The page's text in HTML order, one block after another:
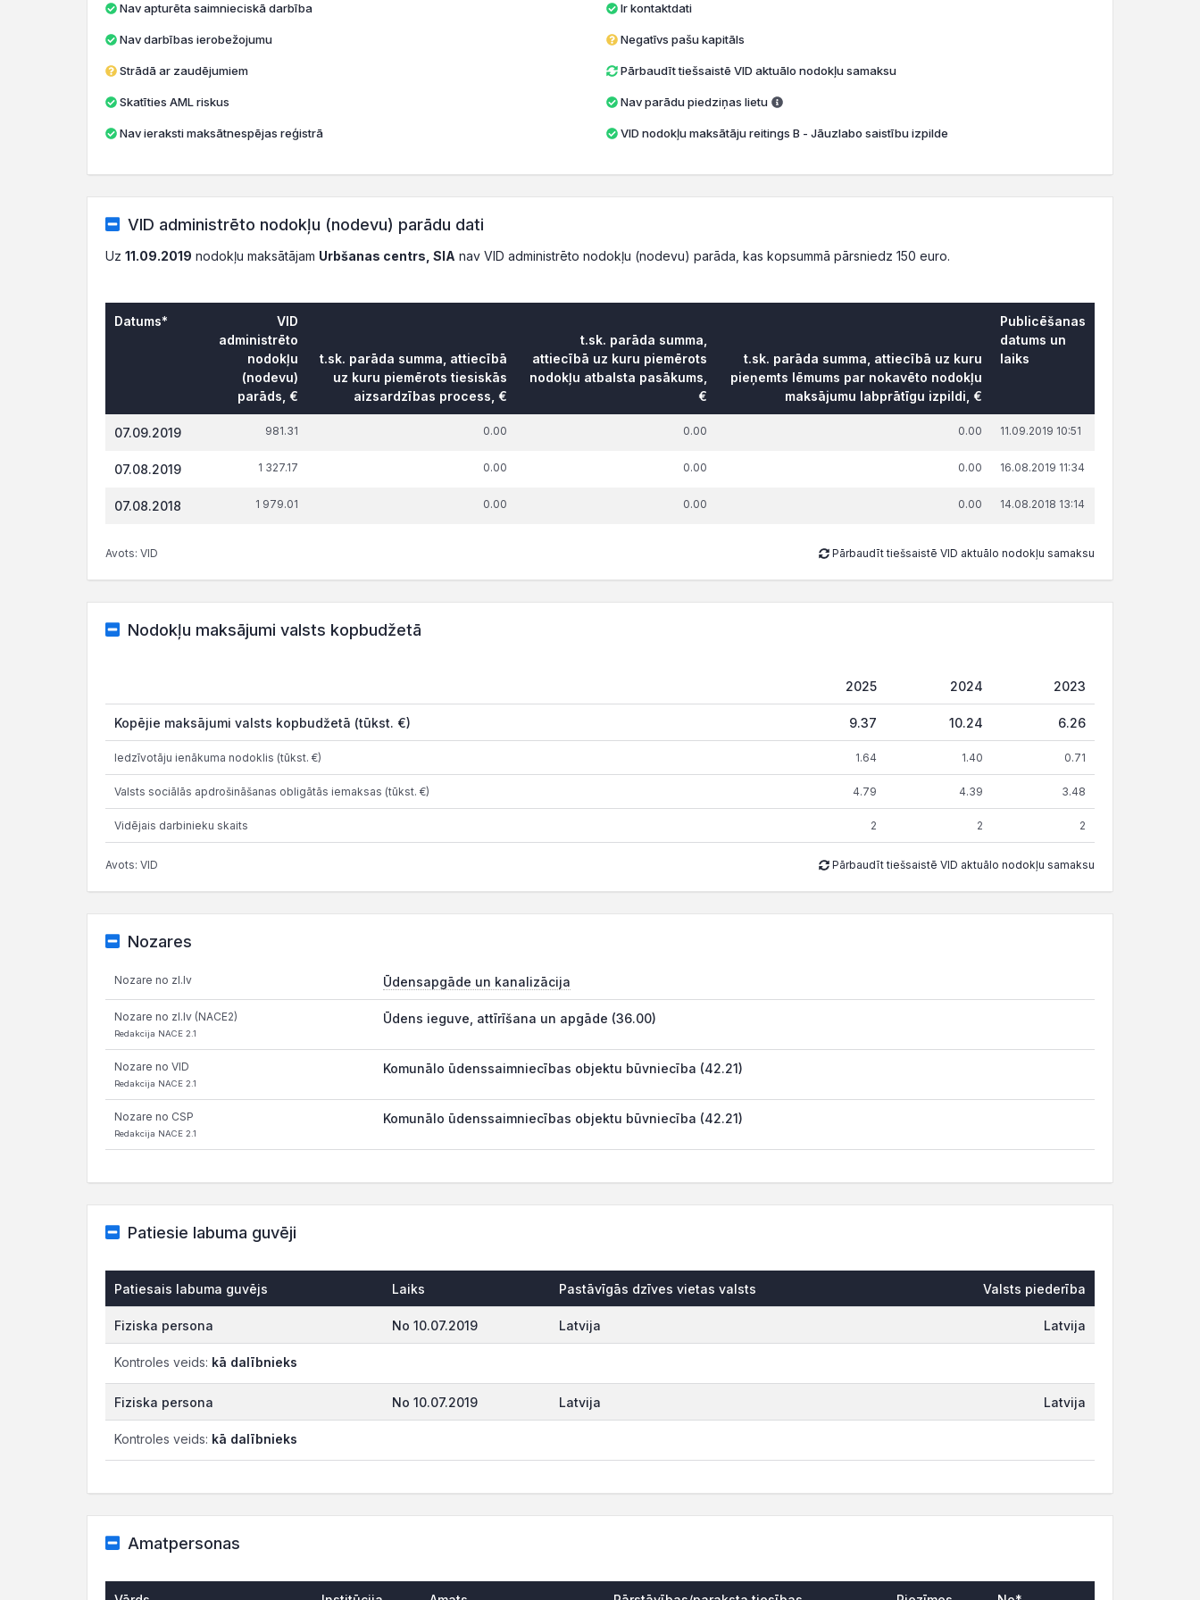
Nav apturēta saimnieciskā darbība
Nav darbības ierobežojumu
Strādā ar zaudējumiem
Skatīties AML riskus
Nav ieraksti maksātnespējas reģistrā
Ir kontaktdati
Negatīvs pašu kapitāls
Pārbaudīt tiešsaistē VID aktuālo nodokļu samaksu
Nav parādu piedziņas lietu
VID nodokļu maksātāju reitings B - Jāuzlabo saistību izpilde
VID administrēto nodokļu (nodevu) parādu dati
Uz 11.09.2019 nodokļu maksātājam Urbšanas centrs, SIA nav VID administrēto nodokļu (nodevu) parāda, kas kopsummā pārsniedz 150 euro.
Datums*
VID
administrēto
nodokļu
(nodevu)
parāds, €
t.sk. parāda summa, attiecībā
uz kuru piemērots tiesiskās
aizsardzības process, €
t.sk. parāda summa,
attiecībā uz kuru piemērots
nodokļu atbalsta pasākums,
€
t.sk. parāda summa, attiecībā uz kuru
pieņemts lēmums par nokavēto nodokļu
maksājumu labprātīgu izpildi, €
Publicēšanas
datums un
laiks
07.09.2019 981.31 0.00 0.00 0.00 11.09.2019 10:51
07.08.2019 1 327.17 0.00 0.00 0.00 16.08.2019 11:34
07.08.2018 1 979.01 0.00 0.00 0.00 14.08.2018 13:14
Avots: VID Pārbaudīt tiešsaistē VID aktuālo nodokļu samaksu
Nodokļu maksājumi valsts kopbudžetā
2025 2024 2023
Kopējie maksājumi valsts kopbudžetā (tūkst. €) 9.37 10.24 6.26
Iedzīvotāju ienākuma nodoklis (tūkst. €) 1.64 1.40 0.71
Valsts sociālās apdrošināšanas obligātās iemaksas (tūkst. €) 4.79 4.39 3.48
Vidējais darbinieku skaits 2 2 2
Avots: VID Pārbaudīt tiešsaistē VID aktuālo nodokļu samaksu
Nozares
Nozare no zl.lv Ūdensapgāde un kanalizācija
Nozare no zl.lv (NACE2)
Redakcija NACE 2.1
Ūdens ieguve, attīrīšana un apgāde (36.00)
Nozare no VID
Redakcija NACE 2.1
Komunālo ūdenssaimniecības objektu būvniecība (42.21)
Nozare no CSP
Redakcija NACE 2.1
Komunālo ūdenssaimniecības objektu būvniecība (42.21)
Patiesie labuma guvēji
Patiesais labuma guvējs Laiks Pastāvīgās dzīves vietas valsts Valsts piederība
Fiziska persona No 10.07.2019 Latvija Latvija
Kontroles veids: kā dalībnieks
Fiziska persona No 10.07.2019 Latvija Latvija
Kontroles veids: kā dalībnieks
Amatpersonas